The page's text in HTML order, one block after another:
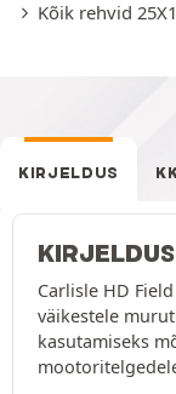
Kõik rehvid
KIRJELDUS
KIRJELDUS
Carlisle HD
väikestele
kasutamiseks